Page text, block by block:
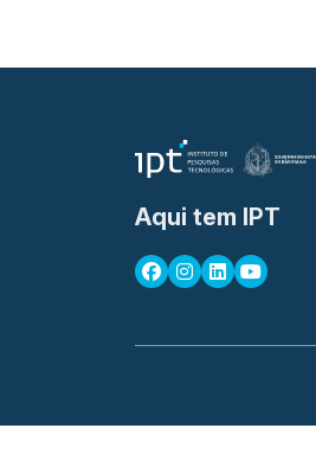
Aqui tem IPT